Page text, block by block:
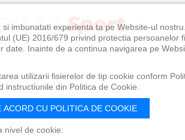
imbunatati experienta ta pe Website-ul
(UE) 2016/679 privind protectia persoanelor
Inainte de a continua navigarea pe
utilizarii fisierelor de tip cookie conform
din Politica de Cookie.
ACORD CU POLITICA DE COOKIE
nivel de cookie: